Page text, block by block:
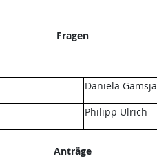
Fragen
Daniela
Philipp Ulrich
Anträge